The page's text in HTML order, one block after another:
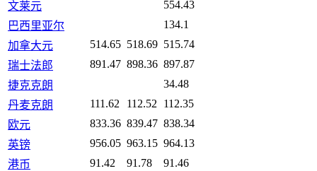
文莱元
554.43
巴西里亚尔
134.1
加拿大元
514.65 518.69 515.74
瑞士法郎
891.47 898.36 897.87
捷克克朗
34.48
丹麦克朗
111.62 112.52
112.35
欧元
833.36 839.47 838.34
英镑
956.05 963.15 964.13
港币
91.42 91.78
91.46